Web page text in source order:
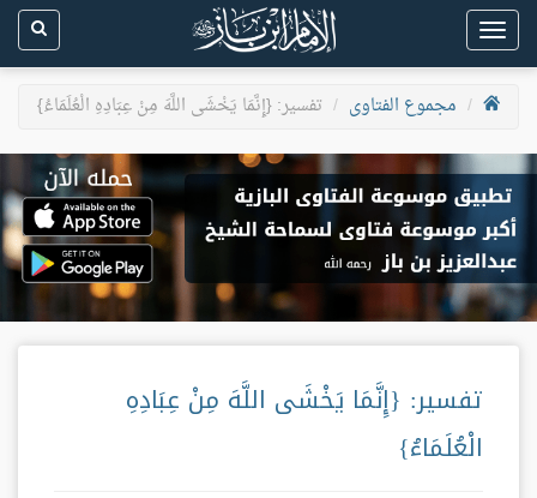
Toggle
navigation
مجموع الفتاوى
تفسير: {إِنَّمَا يَخْشَى اللَّهَ مِنْ عِبَادِهِ الْعُلَمَاءُ}
تفسير: {إِنَّمَا يَخْشَى اللَّهَ مِنْ عِبَادِهِ
الْعُلَمَاءُ}